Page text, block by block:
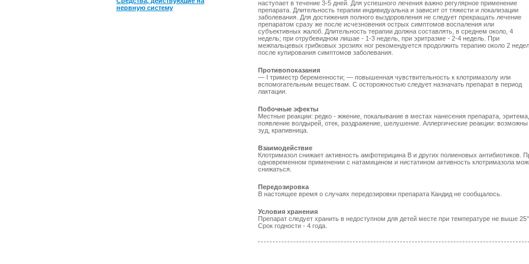
нервную систему
наступает в течение 3-5 дней. Для успешного лечения важно регулярное применение
препарата. Длительность терапии индивидуальна и зависит от тяжести и локализации
заболевания. Для достижения полного выздоровления не следует прекращать лечение
препаратом сразу же после исчезновения острых симптомов воспаления или
субъективных жалоб. Длительность терапии должна составлять, в среднем около, 4
недель; при отрубевидном лишае - 1-3 недель, при эритразме - 2-4 недель. При
межпальцевых грибковых эрозиях ног рекомендуется продолжить терапию около 2
после купирования симптомов заболевания.
Противопоказания
— I триместр беременности; — повышенная чувствительность к клотримазолу или
вспомогательным веществам. С осторожностью следует назначать препарат в период
лактации.
Побочные эфекты
Местные реакции: редко - жжение, покалывание в местах нанесения препарата, эритема,
появление волдырей, отек, раздражение, шелушение. Аллергические реакции: возможны
зуд, крапивница.
Взаимодействие
Клотримазол снижает активность амфотерицина В и других полиеновых антибиотиков.
одновременном применении с натамицином и нистатином активность клотримазола
снижаться.
Передозировка
В настоящее время о случаях передозировки препарата Кандид не сообщалось.
Условия хранения
Препарат следует хранить в недоступном для детей месте при температуре не выше
Срок годности - 4 года.